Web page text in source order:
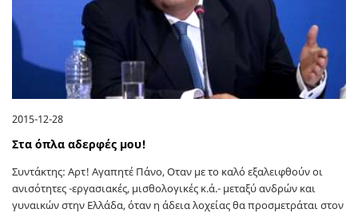
2015-12-28
Στα όπλα αδερφές μου!
Συντάκτης: Αρτ! Αγαπητέ Πάνο, Οταν με το καλό εξαλειφθούν οι
ανισότητες -εργασιακές, μισθολογικές κ.ά.- μεταξύ ανδρών και
γυναικών στην Ελλάδα, όταν η άδεια λοχείας θα προσμετράται στον